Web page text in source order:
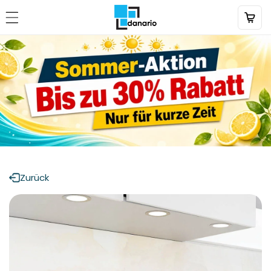
zum
Inhalt
Zurück